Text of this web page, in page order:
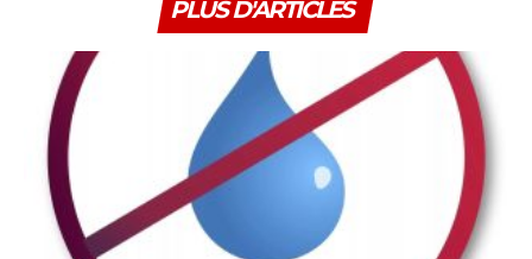
PLUS D'ARTICLES